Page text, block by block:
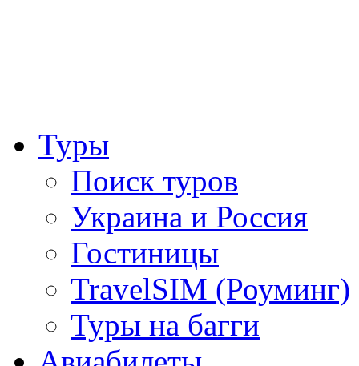
Туры
Поиск туров
Украина и Россия
Гостиницы
TravelSIM (Роуминг)
Туры на багги